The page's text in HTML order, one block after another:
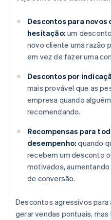
Descontos para
hesitação: um
novo cliente uma razão
em vez de fazer uma
Descontos por
mais provável que as
empresa quando
recomendando.
Recompensas para
desempenho: quando
recebem um desconto
motivados,
de conversão.
Descontos agressivos
gerar vendas pontuais,